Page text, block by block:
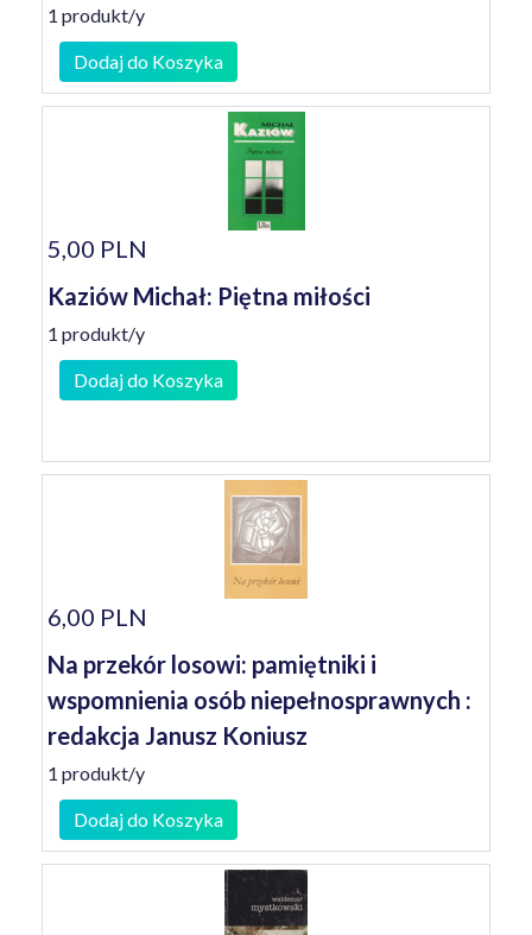
1 produkt/y
Dodaj do Koszyka
5,00 PLN
Kaziów Michał: Piętna miłości
1 produkt/y
Dodaj do Koszyka
6,00 PLN
Na przekór losowi: pamiętniki i
wspomnienia osób niepełnosprawnych :
redakcja Janusz Koniusz
1 produkt/y
Dodaj do Koszyka